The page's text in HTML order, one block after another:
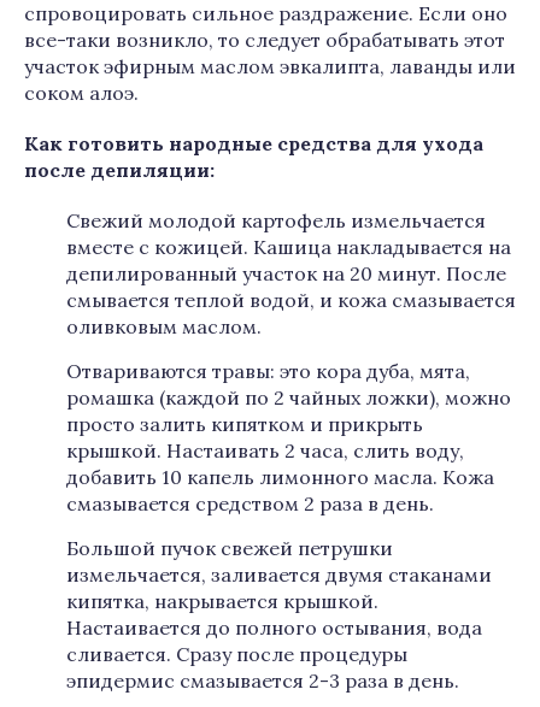
спровоцировать сильное раздражение. Если оно
все-таки возникло, то следует обрабатывать этот
участок эфирным маслом эвкалипта, лаванды или
соком алоэ.
Как готовить народные средства для ухода
после депиляции:
Свежий молодой картофель измельчается
вместе с кожицей. Кашица накладывается на
депилированный участок на 20 минут. После
смывается теплой водой, и кожа смазывается
оливковым маслом.
Отвариваются травы: это кора дуба, мята,
ромашка (каждой по 2 чайных ложки), можно
просто залить кипятком и прикрыть
крышкой. Настаивать 2 часа, слить воду,
добавить 10 капель лимонного масла. Кожа
смазывается средством 2 раза в день.
Большой пучок свежей петрушки
измельчается, заливается двумя стаканами
кипятка, накрывается крышкой.
Настаивается до полного остывания, вода
сливается. Сразу после процедуры
эпидермис смазывается 2-3 раза в день.